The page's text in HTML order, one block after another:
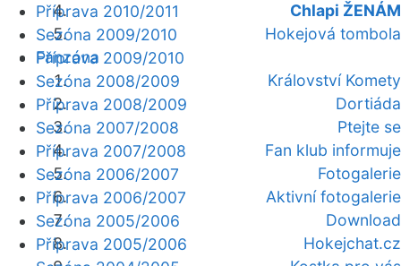
Chlapi ŽENÁM
Hokejová tombola
Fanzóna
Království Komety
Dortiáda
Ptejte se
Fan klub informuje
Fotogalerie
Aktivní fotogalerie
Download
Hokejchat.cz
Příprava 2010/2011
Sezóna 2009/2010
Příprava 2009/2010
Sezóna 2008/2009
Příprava 2008/2009
Sezóna 2007/2008
Příprava 2007/2008
Sezóna 2006/2007
Příprava 2006/2007
Sezóna 2005/2006
Příprava 2005/2006